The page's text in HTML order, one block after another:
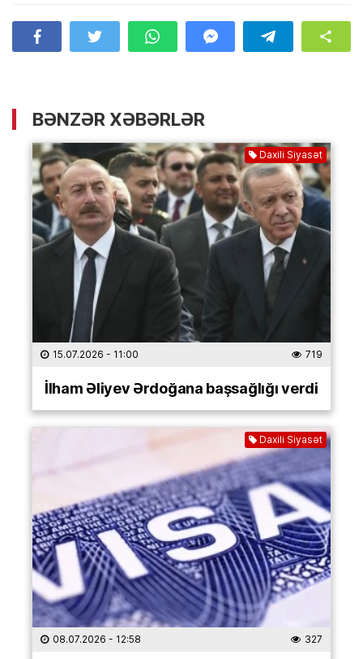
BƏNZƏR XƏBƏRLƏR
Daxili Siyasət
15.07.2026 - 11:00 719
İlham Əliyev Ərdoğana başsağlığı verdi
Daxili Siyasət
08.07.2026 - 12:58 327